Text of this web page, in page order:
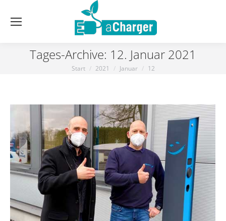
Tages-Archive: 12. Januar 2021
Sie befinden sich hier:
Start 2021 Januar 12